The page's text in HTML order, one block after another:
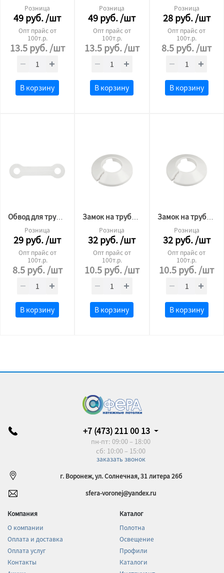
Розница
49руб./шт
Опт прайс от
100т.р.
13.5 руб. /шт
В корзину
Розница
49руб./шт
Опт прайс от
100т.р.
13.5руб./шт
В корзину
Розница
28руб./шт
Опт прайс от
100т.р.
8.5руб./шт
В корзину
Обвод для трубы пластина 22 (кость)
Розница
29руб./шт
Опт прайс от
100т.р.
8.5 руб. /шт
В корзину
Замок на трубу 16мм
Розница
32руб./шт
Опт прайс от
100т.р.
10.5руб./шт
В корзину
Замок на трубу 27мм
Розница
32руб./шт
Опт прайс от
100т.р.
10.5руб./шт
В корзину
+7 (473) 211 00 13
пн-пт: 09:00 – 18:00
сб: 10:00 – 15:00
заказать звонок
г. Воронеж, ул. Солнечная, 31 литера 26б
sfera-voronej@yandex.ru
Компания
О компании
Оплата и доставка
Оплата услуг
Контакты
Каталог
Полотна
Освещение
Профили
Каталоги